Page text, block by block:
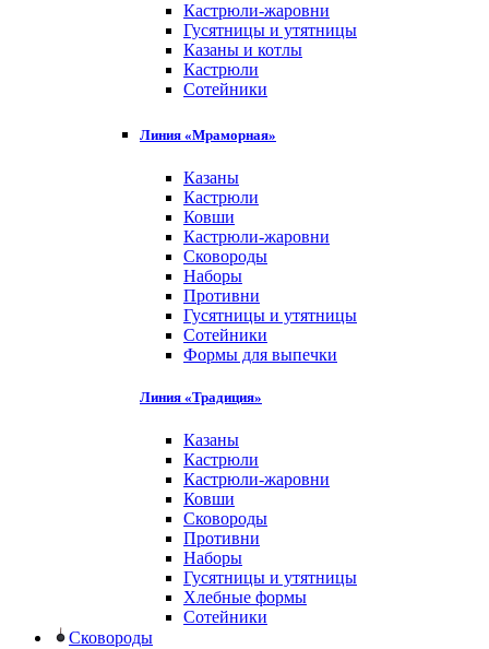
Кастрюли-жаровни
Гусятницы и утятницы
Казаны и котлы
Кастрюли
Сотейники
Линия «Мраморная»
Казаны
Кастрюли
Ковши
Кастрюли-жаровни
Сковороды
Наборы
Противни
Гусятницы и утятницы
Сотейники
Формы для выпечки
Линия «Традиция»
Казаны
Кастрюли
Кастрюли-жаровни
Ковши
Сковороды
Противни
Наборы
Гусятницы и утятницы
Хлебные формы
Сотейники
Сковороды